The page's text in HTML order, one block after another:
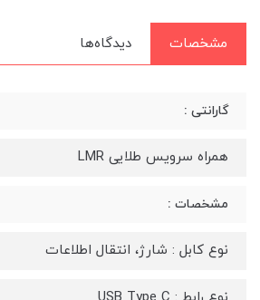
مشخصات دیدگاه‌ها
گارانتی :
همراه سرویس طلایی LMR
مشخصات :
نوع کابل : شارژ، انتقال اطلاعات